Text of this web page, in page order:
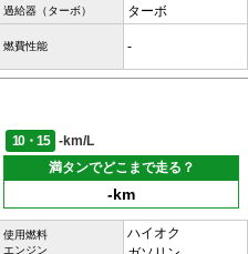
過給器（ターボ） ターボ
燃費性能 -
10・15
-km/L
満タンでどこまで走る？
-km
使用燃料
エンジン
ハイオク